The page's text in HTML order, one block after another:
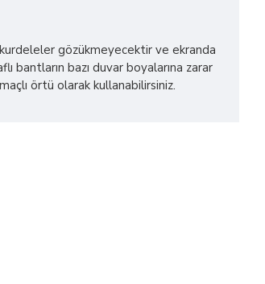
kurdeleler gözükmeyecektir ve ekranda
bantların bazı duvar boyalarına zarar
örtü olarak kullanabilirsiniz.